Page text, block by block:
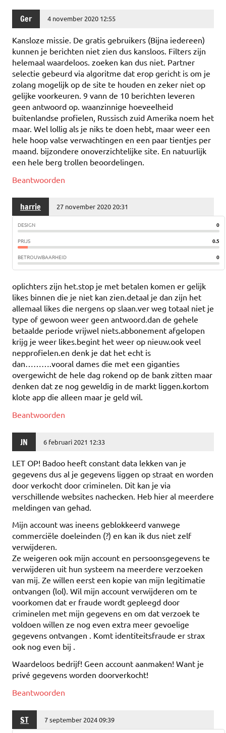
Ger 4 november 2020 12:55
Kansloze missie. De gratis gebruikers (Bijna iedereen)
kunnen je berichten niet zien dus kansloos. Filters zijn
helemaal waardeloos. zoeken kan dus niet. Partner
selectie gebeurd via algoritme dat erop gericht is om je
zolang mogelijk op de site te houden en zeker niet op
gelijke voorkeuren. 9 vann de 10 berichten leveren
geen antwoord op. waanzinnige hoeveelheid
buitenlandse profielen, Russisch zuid Amerika noem het
maar. Wel lollig als je niks te doen hebt, maar weer een
hele hoop valse verwachtingen en een paar tientjes per
maand. bijzondere onoverzichtelijke site. En natuurlijk
een hele berg trollen beoordelingen.
Beantwoorden
harrie 27 november 2020 20:31
DESIGN 0
PRIJS 0.5
BETROUWBAARHEID 0
oplichters zijn het.stop je met betalen komen er gelijk
likes binnen die je niet kan zien.detaal je dan zijn het
allemaal likes die nergens op slaan.ver weg totaal niet je
type of gewoon weer geen antwoord.dan de gehele
betaalde periode vrijwel niets.abbonement afgelopen
krijg je weer likes.begint het weer op nieuw.ook veel
nepprofielen.en denk je dat het echt is
dan……….vooral dames die met een giganties
overgewicht de hele dag rokend op de bank zitten maar
denken dat ze nog geweldig in de markt liggen.kortom
klote app die alleen maar je geld wil.
Beantwoorden
JN 6 februari 2021 12:33
LET OP! Badoo heeft constant data lekken van je
gegevens dus al je gegevens liggen op straat en worden
door verkocht door criminelen. Dit kan je via
verschillende websites nachecken. Heb hier al meerdere
meldingen van gehad.
Mijn account was ineens geblokkeerd vanwege
commerciële doeleinden (?) en kan ik dus niet zelf
verwijderen.
Ze weigeren ook mijn account en persoonsgegevens te
verwijderen uit hun systeem na meerdere verzoeken
van mij. Ze willen eerst een kopie van mijn legitimatie
ontvangen (lol). Wil mijn account verwijderen om te
voorkomen dat er fraude wordt gepleegd door
criminelen met mijn gegevens en om dat verzoek te
voldoen willen ze nog even extra meer gevoelige
gegevens ontvangen . Komt identiteitsfraude er strax
ook nog even bij .
Waardeloos bedrijf! Geen account aanmaken! Want je
privé gegevens worden doorverkocht!
Beantwoorden
ST 7 september 2024 09:39